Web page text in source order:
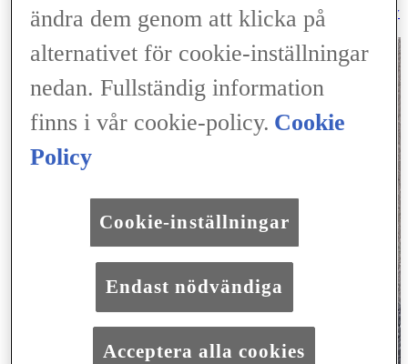
Hantering av förbrukade batterier (PDF) (Opens in new
window)
ändra dem genom att klicka på
alternativet för cookie-inställningar
nedan. Fullständig information
finns i vår cookie-policy. Cookie
Policy
Cookie-inställningar
Endast nödvändiga
Acceptera alla cookies